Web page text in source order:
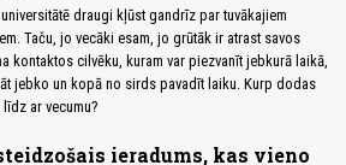
draugi kļūst gandrīz par tuvākajiem
Taču, jo vecāki esam, jo grūtāk ir atrast savos
kontaktos cilvēku, kuram var piezvanīt jebkurā laikā,
jebko un kopā no sirds pavadīt laiku. Kurp dodas
ar vecumu?
ieradums, kas vieno